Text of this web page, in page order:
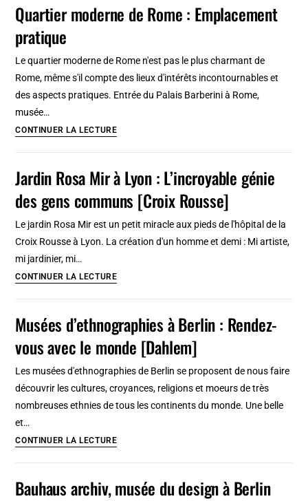
étapes]
en
pied
28
étapes
Quartier moderne de Rome : Emplacement
pratique
Le quartier moderne de Rome n'est pas le plus charmant de
Rome, même s'il compte des lieux d'intérêts incontournables et
des aspects pratiques. Entrée du Palais Barberini à Rome,
musée…
CONTINUER LA LECTUREQuartier
Rome
:
Emplacement
pratique
Jardin Rosa Mir à Lyon : L’incroyable génie
des gens communs [Croix Rousse]
Le jardin Rosa Mir est un petit miracle aux pieds de l'hôpital de la
Croix Rousse à Lyon. La création d'un homme et demi : Mi artiste,
mi jardinier, mi…
CONTINUER LA LECTUREJardin
à
Lyon
génie
communs
Rousse]
Musées d’ethnographies à Berlin : Rendez-
vous avec le monde [Dahlem]
Les musées d'ethnographies de Berlin se proposent de nous faire
découvrir les cultures, croyances, religions et moeurs de très
nombreuses ethnies de tous les continents du monde. Une belle
et…
CONTINUER LA LECTUREMusées
Berlin
Bauhaus archiv, musée du design à Berlin